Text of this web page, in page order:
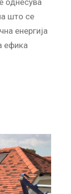
што се
енергија
ефика